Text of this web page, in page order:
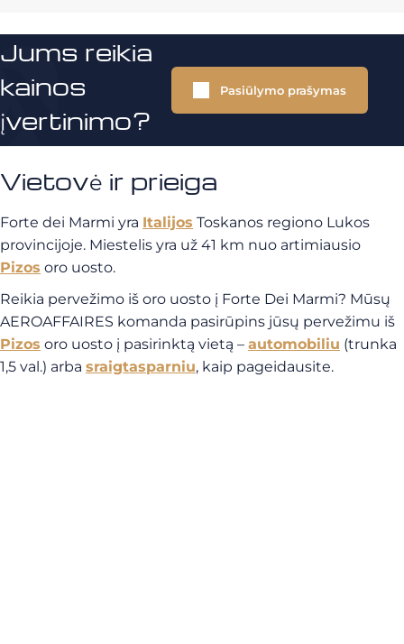
Jums reikia
kainos
įvertinimo?
Pasiūlymo prašymas
Vietovė ir prieiga
Forte dei Marmi yra Italijos Toskanos regiono Lukos
provincijoje. Miestelis yra už 41 km nuo artimiausio
Pizos oro uosto.
Reikia pervežimo iš oro uosto į Forte Dei Marmi? Mūsų
AEROAFFAIRES komanda pasirūpins jūsų pervežimu iš
Pizos oro uosto į pasirinktą vietą – automobiliu (trunka
1,5 val.) arba sraigtasparniu, kaip pageidausite.